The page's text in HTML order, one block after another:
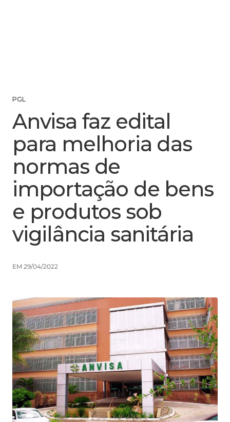
PGL
Anvisa faz edital
para melhoria das
normas de
importação de bens
e produtos sob
vigilância sanitária
EM 29/04/2022